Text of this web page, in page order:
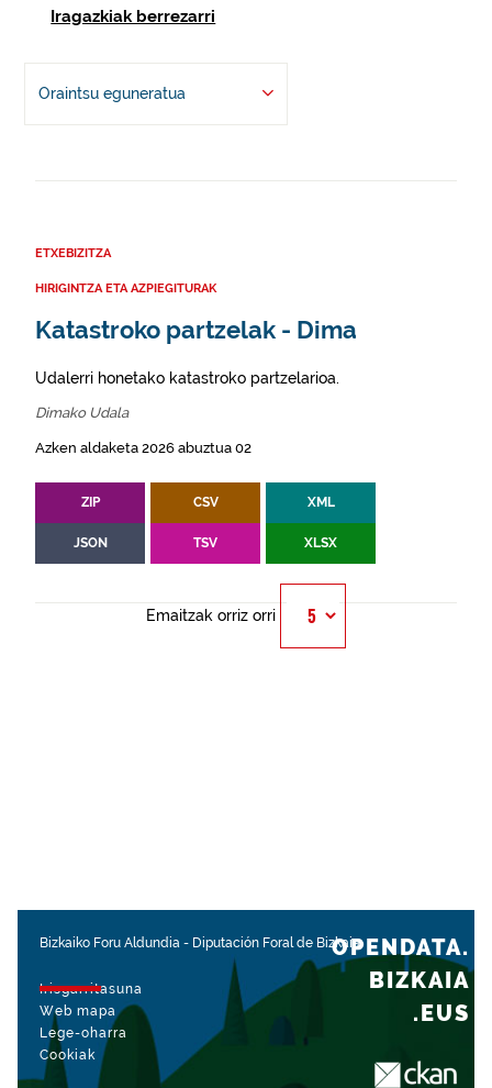
Iragazkiak berrezarri
Oraintsu eguneratua
ETXEBIZITZA
HIRIGINTZA ETA AZPIEGITURAK
Katastroko partzelak - Dima
Udalerri honetako katastroko partzelarioa.
Dimako Udala
Azken aldaketa 2026 abuztua 02
ZIP CSV XML
JSON TSV XLSX
Emaitzak orriz orri
Bizkaiko Foru Aldundia - Diputación Foral de Bizkaia
Irisgarritasuna
Web mapa
Lege-oharra
Cookiak
OPENDATA.
BIZKAIA
.EUS